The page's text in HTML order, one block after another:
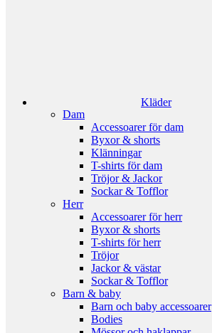
Kläder
Dam
Accessoarer för dam
Byxor & shorts
Klänningar
T-shirts för dam
Tröjor & Jackor
Sockar & Tofflor
Herr
Accessoarer för herr
Byxor & shorts
T-shirts för herr
Tröjor
Jackor & västar
Sockar & Tofflor
Barn & baby
Barn och baby accessoarer
Bodies